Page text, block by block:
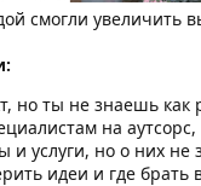
смогли увеличить
но ты не знаешь как
на
и услуги, но о них не
идеи и где брать